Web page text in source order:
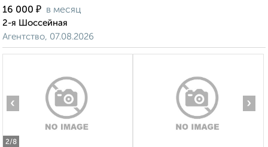
16 000 ₽ в месяц
2-я Шоссейная
Агентство, 07.08.2026
2/8
‹ ›